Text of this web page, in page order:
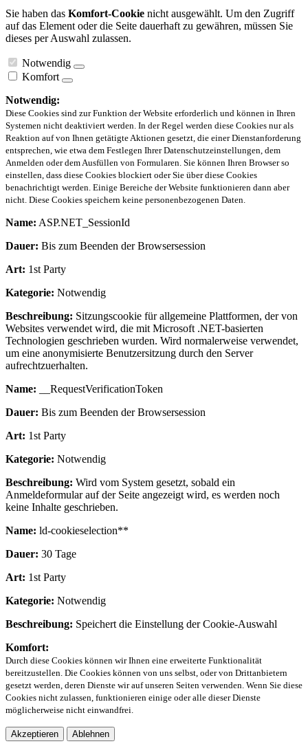
Sie haben das Komfort-Cookie nicht ausgewählt. Um den Zugriff
auf das Element oder die Seite dauerhaft zu gewähren, müssen Sie
dieses per Auswahl zulassen.
Notwendig
Komfort
Notwendig:
Diese Cookies sind zur Funktion der Website erforderlich und können in Ihren
Systemen nicht deaktiviert werden. In der Regel werden diese Cookies nur als
Reaktion auf von Ihnen getätigte Aktionen gesetzt, die einer Dienstanforderung
entsprechen, wie etwa dem Festlegen Ihrer Datenschutzeinstellungen, dem
Anmelden oder dem Ausfüllen von Formularen. Sie können Ihren Browser so
einstellen, dass diese Cookies blockiert oder Sie über diese Cookies
benachrichtigt werden. Einige Bereiche der Website funktionieren dann aber
nicht. Diese Cookies speichern keine personenbezogenen Daten.
Name: ASP.NET_SessionId
Dauer: Bis zum Beenden der Browsersession
Art: 1st Party
Kategorie: Notwendig
Beschreibung: Sitzungscookie für allgemeine Plattformen, der von
Websites verwendet wird, die mit Microsoft .NET-basierten
Technologien geschrieben wurden. Wird normalerweise verwendet,
um eine anonymisierte Benutzersitzung durch den Server
aufrechtzuerhalten.
Name: __RequestVerificationToken
Dauer: Bis zum Beenden der Browsersession
Art: 1st Party
Kategorie: Notwendig
Beschreibung: Wird vom System gesetzt, sobald ein
Anmeldeformular auf der Seite angezeigt wird, es werden noch
keine Inhalte geschrieben.
Name: ld-cookieselection**
Dauer: 30 Tage
Art: 1st Party
Kategorie: Notwendig
Beschreibung: Speichert die Einstellung der Cookie-Auswahl
Komfort:
Durch diese Cookies können wir Ihnen eine erweiterte Funktionalität
bereitzustellen. Die Cookies können von uns selbst, oder von Drittanbietern
gesetzt werden, deren Dienste wir auf unseren Seiten verwenden. Wenn Sie diese
Cookies nicht zulassen, funktionieren einige oder alle dieser Dienste
möglicherweise nicht einwandfrei.
Akzeptieren Ablehnen